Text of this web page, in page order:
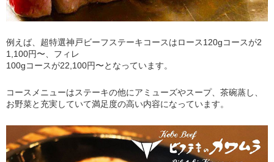
例えば、超特選神戸ビーフステーキコースはロース120gコースが2
1,100円〜、フィレ
100gコースが22,100円〜となっています。
コースメニューはステーキの他にアミューズやスープ、茶碗蒸し、
お野菜と充実していて満足度の高い内容になっています。